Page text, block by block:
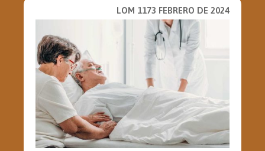
LOM 1173 FEBRERO DE 2024